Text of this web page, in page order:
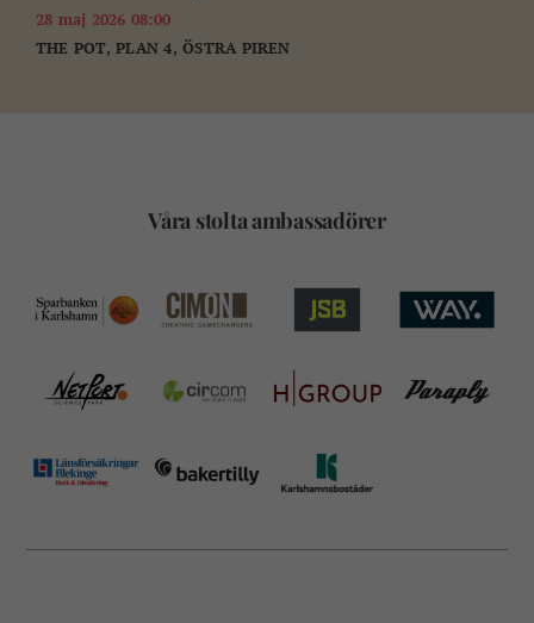
28 maj 2026 08:00
THE POT, PLAN 4, ÖSTRA PIREN
Våra stolta ambassadörer